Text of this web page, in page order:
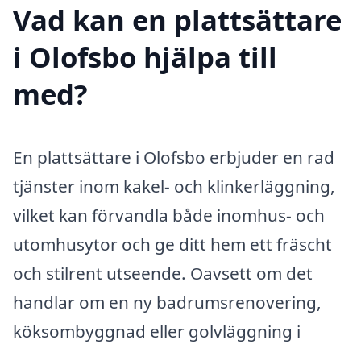
Vad kan en plattsättare
i Olofsbo hjälpa till
med?
En plattsättare i Olofsbo erbjuder en rad
tjänster inom kakel- och klinkerläggning,
vilket kan förvandla både inomhus- och
utomhusytor och ge ditt hem ett fräscht
och stilrent utseende. Oavsett om det
handlar om en ny badrumsrenovering,
köksombyggnad eller golvläggning i